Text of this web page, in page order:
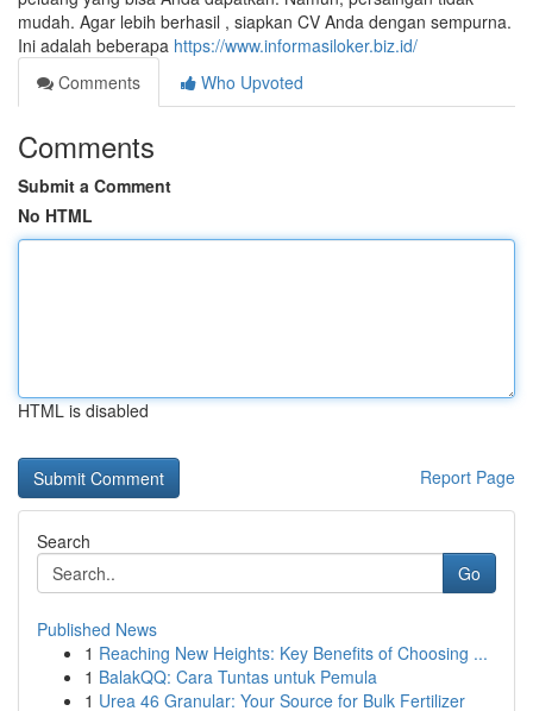
mudah. Agar lebih berhasil , siapkan CV Anda dengan sempurna.
Ini adalah beberapa https://www.informasiloker.biz.id/
Comments
Who Upvoted
Comments
Submit a Comment
No HTML
HTML is disabled
Report Page
Search
Go
Published News
1 Reaching New Heights: Key Benefits of Choosing ...
1 BalakQQ: Cara Tuntas untuk Pemula
1 Urea 46 Granular: Your Source for Bulk Fertilizer